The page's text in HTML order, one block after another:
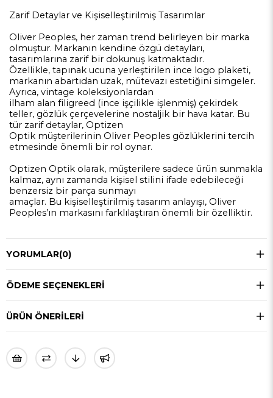
Zarif Detaylar ve Kişiselleştirilmiş Tasarımlar
Oliver Peoples, her zaman trend belirleyen bir marka
olmuştur. Markanın kendine özgü detayları,
tasarımlarına zarif bir dokunuş katmaktadır.
Özellikle, tapınak ucuna yerleştirilen ince logo plaketi,
markanın abartıdan uzak, mütevazı estetiğini simgeler.
Ayrıca, vintage koleksiyonlardan
ilham alan filigreed (ince işçilikle işlenmiş) çekirdek
teller, gözlük çerçevelerine nostaljik bir hava katar. Bu
tür zarif detaylar, Optizen
Optik müşterilerinin Oliver Peoples gözlüklerini tercih
etmesinde önemli bir rol oynar.
Optizen Optik olarak, müşterilere sadece ürün sunmakla
kalmaz, aynı zamanda kişisel stilini ifade edebileceği
benzersiz bir parça sunmayı
amaçlar. Bu kişiselleştirilmiş tasarım anlayışı, Oliver
Peoples’ın markasını farklılaştıran önemli bir özelliktir.
YORUMLAR(0)
ÖDEME SEÇENEKLERI
ÜRÜN ÖNERILERI